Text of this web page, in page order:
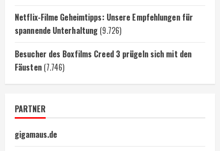
Netflix-Filme Geheimtipps: Unsere Empfehlungen für
spannende Unterhaltung (9.726)
Besucher des Boxfilms Creed 3 prügeln sich mit den
Fäusten (7.746)
PARTNER
gigamaus.de